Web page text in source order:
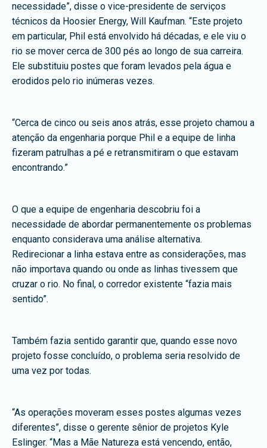
necessidade”, disse o vice-presidente de serviços
técnicos da Hoosier Energy, Will Kaufman. “Este projeto
em particular, Phil está envolvido há décadas, e ele viu o
rio se mover cerca de 300 pés ao longo de sua carreira.
Ele substituiu postes que foram levados pela água e
erodidos pelo rio inúmeras vezes.
“Cerca de cinco ou seis anos atrás, esse projeto chamou a
atenção da engenharia porque Phil e a equipe de linha
fizeram patrulhas a pé e retransmitiram o que estavam
encontrando.”
O que a equipe de engenharia descobriu foi a
necessidade de abordar permanentemente os problemas
enquanto considerava uma análise alternativa.
Redirecionar a linha estava entre as considerações, mas
não importava quando ou onde as linhas tivessem que
cruzar o rio. No final, o corredor existente “fazia mais
sentido”.
Também fazia sentido garantir que, quando esse novo
projeto fosse concluído, o problema seria resolvido de
uma vez por todas.
“As operações moveram esses postes algumas vezes
diferentes”, disse o gerente sênior de projetos Kyle
Eslinger. “Mas a Mãe Natureza está vencendo, então,